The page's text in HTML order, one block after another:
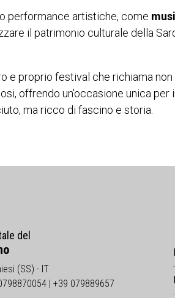
performance artistiche, come
il patrimonio culturale della
e proprio festival che richiama
offrendo un'occasione unica per
ma ricco di fascino e storia.
del
(SS) - IT
| +39 079889657